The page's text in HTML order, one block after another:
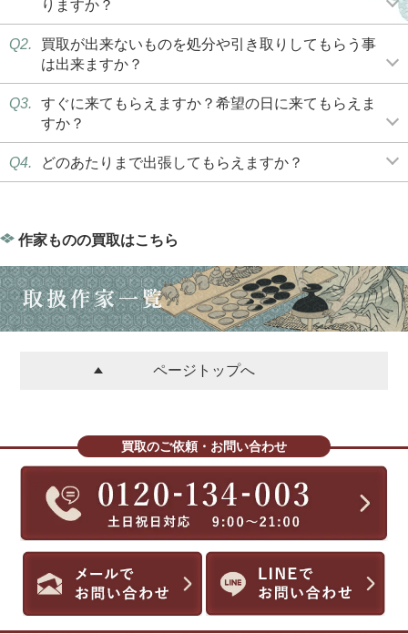
りますか？
Q2.
買取が出来ないものを処分や引き取りしてもらう事
は出来ますか？
Q3.
すぐに来てもらえますか？希望の日に来てもらえま
すか？
Q4. どのあたりまで出張してもらえますか？
作家ものの買取はこちら
ページトップへ
買取のご依頼・お問い合わせ